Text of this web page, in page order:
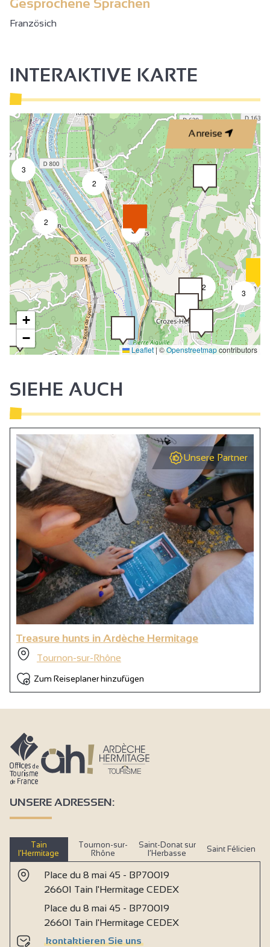
Gesprochene Sprachen
Französich
INTERAKTIVE KARTE
Anreise
2
3
2
3
2
3
+
−
Leaflet| ©Openstreetmapcontributors
SIEHE AUCH
Unsere Partner
Treasure hunts in Ardèche Hermitage
Tournon-sur-Rhône
Zum Reiseplaner hinzufügen
UNSERE ADRESSEN:
Tain
l’Hermitage
Tournon-sur-
Rhône
Saint-Donat sur
l’Herbasse
Saint Félicien
Place du 8 mai 45 - BP70019
26601 Tain l'Hermitage CEDEX
Place du 8 mai 45 - BP70019
26601 Tain l'Hermitage CEDEX
kontaktieren Sie uns